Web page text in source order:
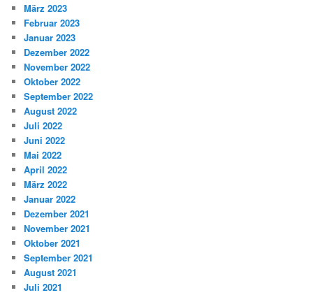
März 2023
Februar 2023
Januar 2023
Dezember 2022
November 2022
Oktober 2022
September 2022
August 2022
Juli 2022
Juni 2022
Mai 2022
April 2022
März 2022
Januar 2022
Dezember 2021
November 2021
Oktober 2021
September 2021
August 2021
Juli 2021